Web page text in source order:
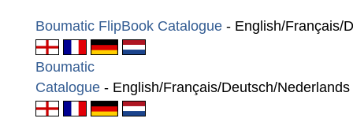
Boumatic F lipBook Catalogue - English/Français/
Boumatic
Catalogue - English/Français/Deutsch/Nederlands